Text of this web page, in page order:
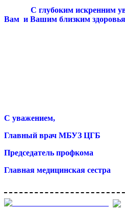
С глубоким искренним
Вам и Вашим близким
С уважением,
Главный врач МБУЗ
Председатель профкома
Главная медицинская